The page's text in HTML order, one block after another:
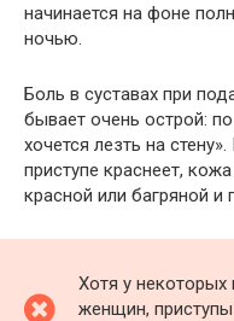
начинается на фоне
ночью.
Боль в суставах при
бывает очень острой:
хочется лезть на
приступе краснеет,
красной или багряной и
Хотя у некоторых
женщин,